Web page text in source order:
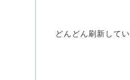
どんどん刷新して